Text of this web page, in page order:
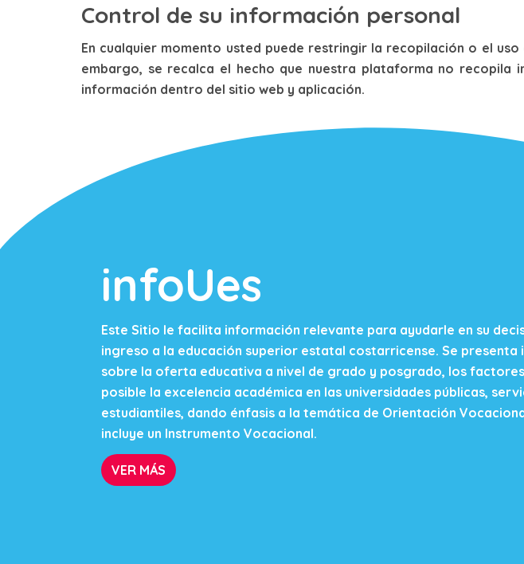
Control de su información personal
En cualquier momento usted puede restringir la recopilación o el
embargo, se recalca el hecho que nuestra plataforma no recopila
información dentro del sitio web y aplicación.
infoUes
Este Sitio le facilita información relevante para ayudarle en su
ingreso a la educación superior estatal costarricense. Se presenta
sobre la oferta educativa a nivel de grado y posgrado, los
posible la excelencia académica en las universidades públicas,
estudiantiles, dando énfasis a la temática de Orientación
incluye un Instrumento Vocacional.
VER MÁS